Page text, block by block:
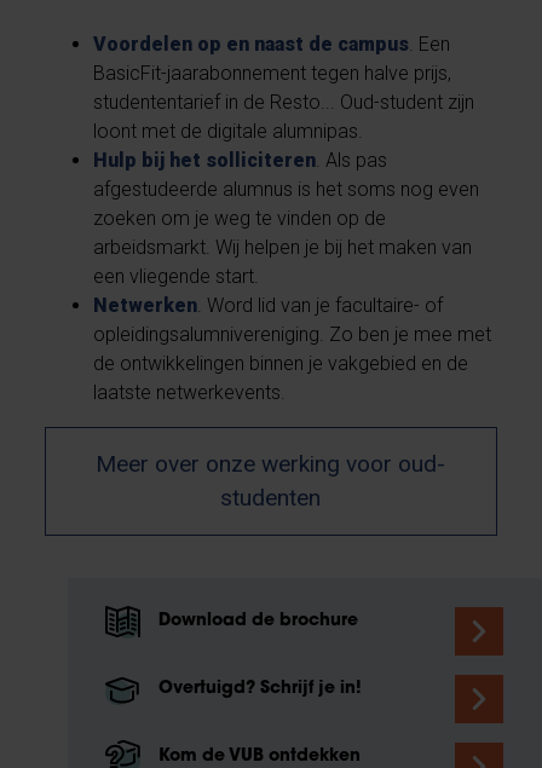
Voordelen op en naast de campus. Een
BasicFit-jaarabonnement tegen halve prijs,
studententarief in de Resto... Oud-student zijn
loont met de digitale alumnipas.
Hulp bij het solliciteren. Als pas
afgestudeerde alumnus is het soms nog even
zoeken om je weg te vinden op de
arbeidsmarkt. Wij helpen je bij het maken van
een vliegende start.
Netwerken. Word lid van je facultaire- of
opleidingsalumnivereniging. Zo ben je mee met
de ontwikkelingen binnen je vakgebied en de
laatste netwerkevents.
Meer over onze werking voor oud-
studenten
Download de brochure
Overtuigd? Schrijf je in!
Kom de VUB ontdekken